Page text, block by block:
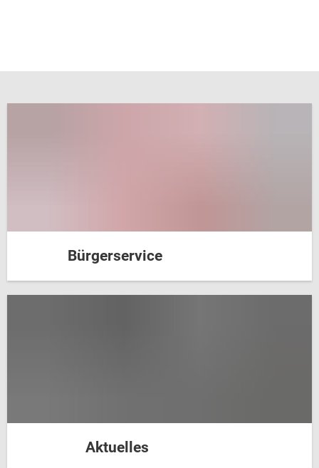
Bürgerservice
Aktuelles